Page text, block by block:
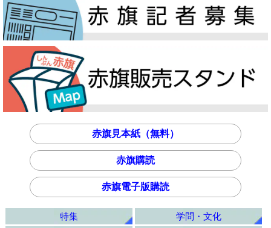
赤旗見本紙（無料）
赤旗購読
赤旗電子版購読
特集
学問・文化